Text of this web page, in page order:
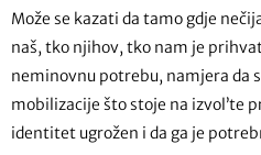
Može se kazati da tamo gdje
naš, tko njihov, tko nam je
neminovnu potrebu, namjera da
mobilizacije što stoje na izvol’te
identitet ugrožen i da ga je